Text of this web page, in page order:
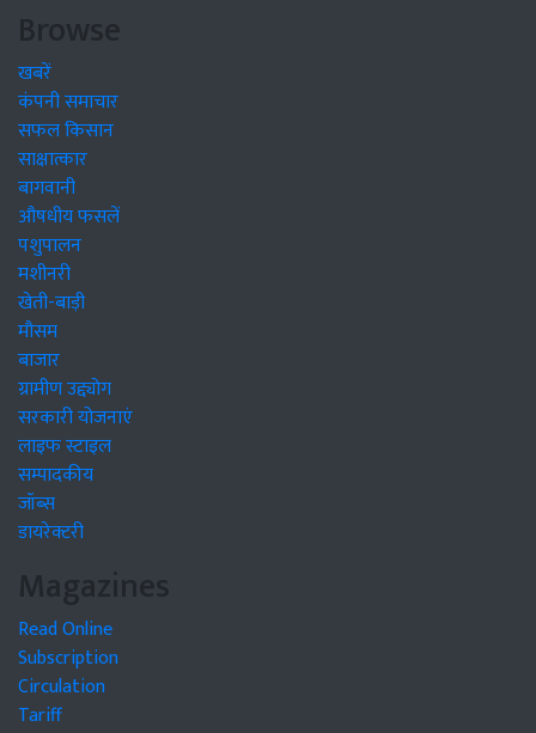
Browse
खबरें
कंपनी समाचार
सफल किसान
साक्षात्कार
बागवानी
औषधीय फसलें
पशुपालन
मशीनरी
खेती-बाड़ी
मौसम
बाजार
ग्रामीण उद्द्योग
सरकारी योजनाएं
लाइफ स्टाइल
सम्पादकीय
जॉब्स
डायरेक्टरी
Magazines
Read Online
Subscription
Circulation
Tariff